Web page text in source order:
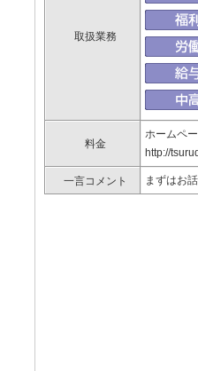
取扱業務
料金
ホームペ
http://
一言コメント まずはお